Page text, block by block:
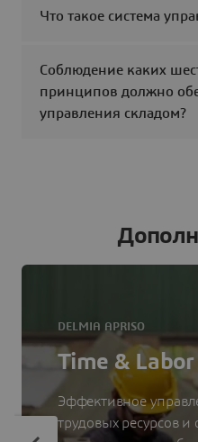
Что такое система
Соблюдение каких
принципов должно
управления складом?
DELMIA APRISO
Time &
Эффективное
трудовых ресурсов и